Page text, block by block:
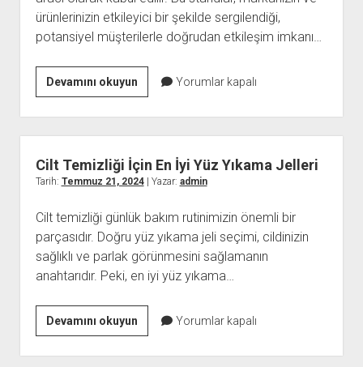
ürünlerinizin etkileyici bir şekilde sergilendiği,
potansiyel müşterilerle doğrudan etkileşim imkanı…
Devamını okuyunFuar
Standı
Yorumlar kapalı
Cilt Temizliği İçin En İyi Yüz Yıkama Jelleri
Tarih: Temmuz 21, 2024| Yazar: admin
Cilt temizliği günlük bakım rutinimizin önemli bir
parçasıdır. Doğru yüz yıkama jeli seçimi, cildinizin
sağlıklı ve parlak görünmesini sağlamanın
anahtarıdır. Peki, en iyi yüz yıkama…
Devamını okuyunCilt
Temizliği
İçin
Yorumlar kapalı